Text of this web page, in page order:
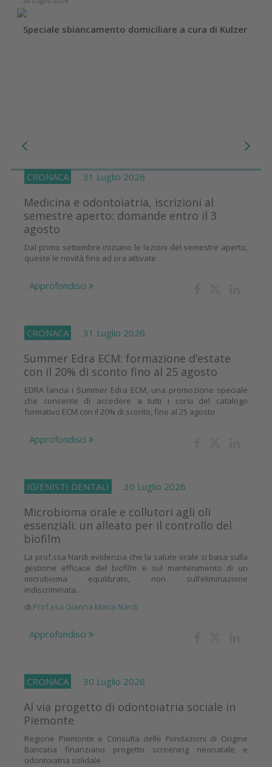
Speciale sbiancamento domiciliare a cura di Kulzer
CRONACA 31 Luglio 2026
Medicina e odontoiatria, iscrizioni al
semestre aperto: domande entro il 3
agosto
Dal primo settembre iniziano le lezioni del semestre aperto,
queste le novità fino ad ora attivate
Approfondisci
CRONACA 31 Luglio 2026
Summer Edra ECM: formazione d’estate
con il 20% di sconto fino al 25 agosto
EDRA lancia i Summer Edra ECM, una promozione speciale
che consente di accedere a tutti i corsi del catalogo
formativo ECM con il 20% di sconto, fino al 25 agosto
Approfondisci
IGIENISTI DENTALI 30 Luglio 2026
Microbioma orale e collutori agli oli
essenziali: un alleato per il controllo del
biofilm
La prof.ssa Nardi evidenzia che la salute orale si basa sulla
gestione efficace del biofilm e sul mantenimento di un
microbioma equilibrato, non sull’eliminazione
indiscriminata...
di Prof.ssa Gianna Maria Nardi
Approfondisci
CRONACA 30 Luglio 2026
Al via progetto di odontoiatria sociale in
Piemonte
Regione Piemonte e Consulta delle Fondazioni di Origine
Bancaria finanziano progetto screening neonatale e
odontoiatria solidale